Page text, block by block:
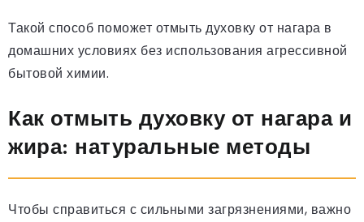
Такой способ поможет отмыть духовку от нагара в
домашних условиях без использования агрессивной
бытовой химии.
Как отмыть духовку от нагара и
жира: натуральные методы
Чтобы справиться с сильными загрязнениями, важно